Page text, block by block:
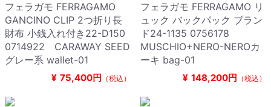
フェラガモ FERRAGAMO
GANCINO CLIP 2つ折り長
財布 小銭入れ付き22-D150
0714922 CARAWAY SEED
グレー系 wallet-01
¥ 75,400円 （税込）
フェラガモ FERRAGAMO リ
ュック バックパック ブラン
ド24-1135 0756178
MUSCHIO+NERO-NEROカ
ーキ bag-01
¥ 148,200円 （税込）